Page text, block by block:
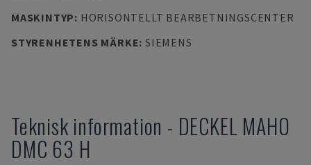
MASKINTYP: HORISONTELLT BEARBETNINGSCENTER
STYRENHETENS MÄRKE: SIEMENS
Teknisk information - DECKEL MAHO
DMC 63 H